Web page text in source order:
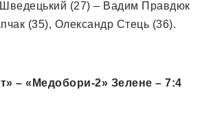
(27) – Вадим Правдюк
(35), Олександр Стець (36).
– «Медобори-2» Зелене – 7:4